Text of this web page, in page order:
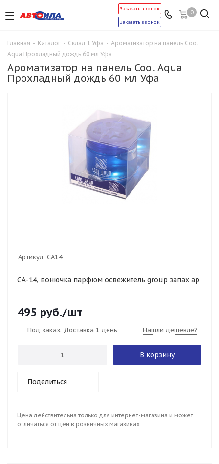
0
Заказать звонок
Заказать звонок
Главная - Каталог - Склад 1 Уфа - Ароматизатор на панель Cool
Aqua Прохладный дождь 60 мл Уфа
Ароматизатор на панель Cool Aqua
Прохладный дождь 60 мл Уфа
Артикул: СА14
СА-14, вонючка парфюм освежитель group запах ар
495 руб./шт
Под заказ. Доставка 1 день Нашли дешевле?
В корзину
Поделиться
Цена действительна только для интернет-магазина и может
отличаться от цен в розничных магазинах